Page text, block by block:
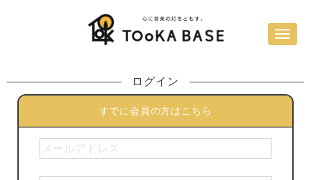
ログイン
すでに会員の方はこちら